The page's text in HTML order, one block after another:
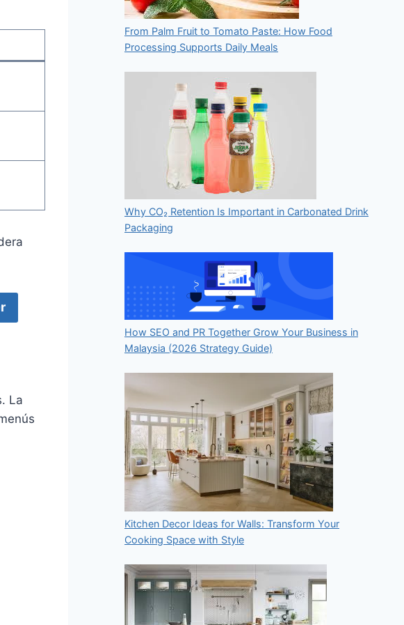
La
From Palm Fruit to Tomato Paste: How Food
Processing Supports Daily Meals
Why CO₂ Retention Is Important in Carbonated Drink
Packaging
How SEO and PR Together Grow Your Business in
Malaysia (2026 Strategy Guide)
Kitchen Decor Ideas for Walls: Transform Your
Cooking Space with Style